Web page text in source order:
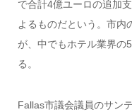
で合計4億ユーロの追加
よるものだという。市内
が、中でもホテル業界の
る。
Fallas市議会議員のサン